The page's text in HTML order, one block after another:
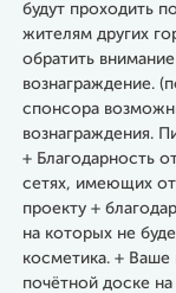
будут проходить
жителям других
обратить
вознаграждение.
спонсора
вознаграждения.
+ Благодарность
сетях, имеющих
проекту +
на которых не
косметика. + Ваше
почётной доске на